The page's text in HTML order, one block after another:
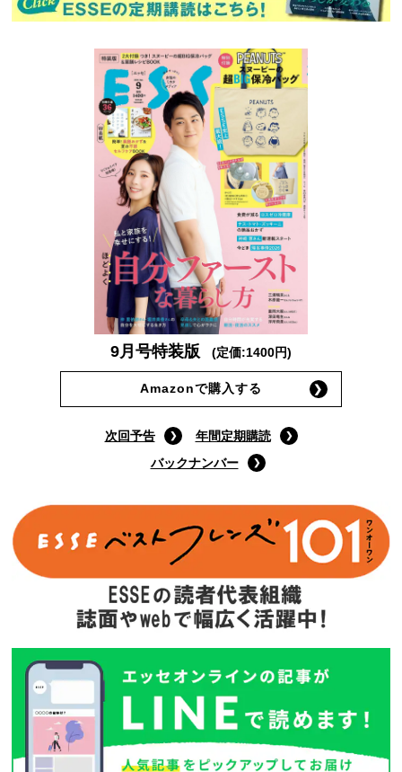
9月号特装版 (定価:1400円)
Amazonで購入する
次回予告
年間定期購読
バックナンバー